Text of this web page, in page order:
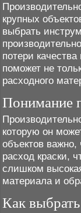
крупных
выбрать
потери
поможет не
расходного
Понимание
которую он
объектов
расход краски,
слишком
материала и
Как